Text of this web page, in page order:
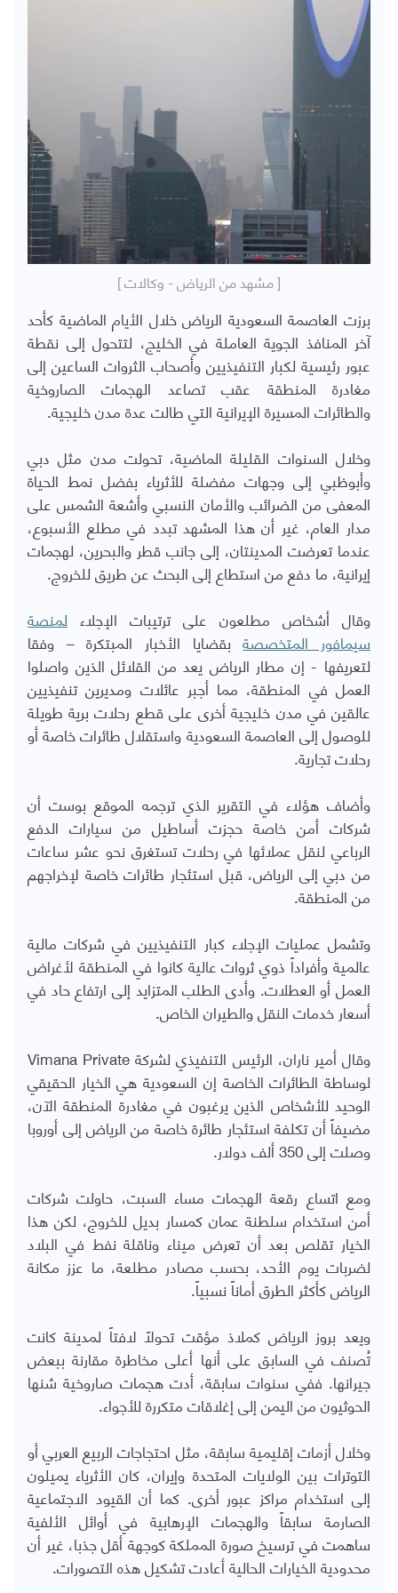
[ مشهد من الرياض - وكالات ]
برزت العاصمة السعودية الرياض خلال الأيام الماضية كأحد
آخر المنافذ الجوية العاملة في الخليج، لتتحول إلى نقطة
عبور رئيسية لكبار التنفيذيين وأصحاب الثروات الساعين إلى
مغادرة المنطقة عقب تصاعد الهجمات الصاروخية
والطائرات المسيرة الإيرانية التي طالت عدة مدن خليجية.
وخلال السنوات القليلة الماضية، تحولت مدن مثل دبي
وأبوظبي إلى وجهات مفضلة للأثرياء بفضل نمط الحياة
المعفى من الضرائب والأمان النسبي وأشعة الشمس على
مدار العام، غير أن هذا المشهد تبدد في مطلع الأسبوع،
عندما تعرضت المدينتان، إلى جانب قطر والبحرين، لهجمات
إيرانية، ما دفع من استطاع إلى البحث عن طريق للخروج.
وقال أشخاص مطلعون على ترتيبات الإجلاء لمنصة
سيمافور المتخصصةبقضايا الأخبار المبتكرة – وفقا
لتعريفها - إن مطار الرياض يعد من القلائل الذين واصلوا
العمل في المنطقة، مما أجبر عائلات ومديرين تنفيذيين
عالقين في مدن خليجية أخرى على قطع رحلات برية طويلة
للوصول إلى العاصمة السعودية واستقلال طائرات خاصة أو
رحلات تجارية.
وأضاف هؤلاء في التقرير الذي ترجمه الموقع بوست أن
شركات أمن خاصة حجزت أساطيل من سيارات الدفع
الرباعي لنقل عملائها في رحلات تستغرق نحو عشر ساعات
من دبي إلى الرياض، قبل استئجار طائرات خاصة لإخراجهم
من المنطقة.
وتشمل عمليات الإجلاء كبار التنفيذيين في شركات مالية
عالمية وأفراداً ذوي ثروات عالية كانوا في المنطقة لأغراض
العمل أو العطلات. وأدى الطلب المتزايد إلى ارتفاع حاد في
أسعار خدمات النقل والطيران الخاص.
وقال أمير ناران، الرئيس التنفيذي لشركةVimana Private
لوساطة الطائرات الخاصة إن السعودية هي الخيار الحقيقي
الوحيد للأشخاص الذين يرغبون في مغادرة المنطقة الآن،
مضيفاً أن تكلفة استئجار طائرة خاصة من الرياض إلى أوروبا
وصلت إلى 350 ألف دولار.
ومع اتساع رقعة الهجمات مساء السبت، حاولت شركات
أمن استخدام سلطنة عمان كمسار بديل للخروج، لكن هذا
الخيار تقلص بعد أن تعرض ميناء وناقلة نفط في البلاد
لضربات يوم الأحد، بحسب مصادر مطلعة، ما عزز مكانة
الرياض كأكثر الطرق أماناً نسبياً.
ويعد بروز الرياض كملاذ مؤقت تحولاً لافتاً لمدينة كانت
تُصنف في السابق على أنها أعلى مخاطرة مقارنة ببعض
جيرانها. ففي سنوات سابقة، أدت هجمات صاروخية شنها
الحوثيون من اليمن إلى إغلاقات متكررة للأجواء.
وخلال أزمات إقليمية سابقة، مثل احتجاجات الربيع العربي أو
التوترات بين الولايات المتحدة وإيران، كان الأثرياء يميلون
إلى استخدام مراكز عبور أخرى. كما أن القيود الاجتماعية
الصارمة سابقاً والهجمات الإرهابية في أوائل الألفية
ساهمت في ترسيخ صورة المملكة كوجهة أقل جذبا، غير أن
محدودية الخيارات الحالية أعادت تشكيل هذه التصورات.